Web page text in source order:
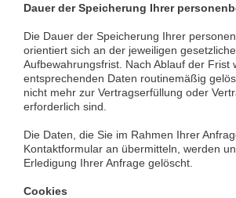
Dauer der Speicherung Ihrer
Die Dauer der Speicherung Ihrer
orientiert sich an der jeweiligen
Aufbewahrungsfrist. Nach Ablauf der Frist
entsprechenden Daten routinemäßig
nicht mehr zur Vertragserfüllung oder
erforderlich sind.
Die Daten, die Sie im Rahmen Ihrer
Kontaktformular an übermitteln, werden
Erledigung Ihrer Anfrage gelöscht.
Cookies